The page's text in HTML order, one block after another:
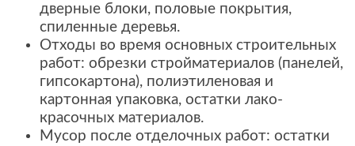
дверные блоки, половые покрытия,
спиленные деревья.
Отходы во время основных строительных
работ: обрезки стройматериалов (панелей,
гипсокартона), полиэтиленовая и
картонная упаковка, остатки лако-
красочных материалов.
Мусор после отделочных работ: остатки